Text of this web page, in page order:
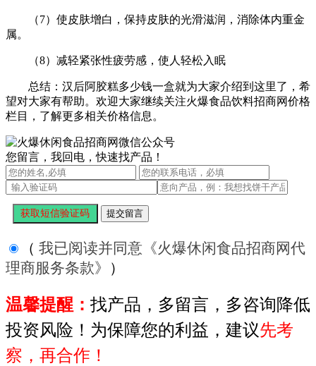
（7）使皮肤增白，保持皮肤的光滑滋润，消除体内重金
属。
（8）减轻紧张性疲劳感，使人轻松入眠
总结：汉后阿胶糕多少钱一盒就为大家介绍到这里了，希
望对大家有帮助。欢迎大家继续关注火爆食品饮料招商网价格
栏目，了解更多相关价格信息。
您留言，我回电，快速找产品！
（ 我已阅读并同意《火爆休闲食品招商网代
理商服务条款》
）
温馨提醒： 找产品，多留言，多咨询降低
投资风险！为保障您的利益，建议先考
察，再合作！